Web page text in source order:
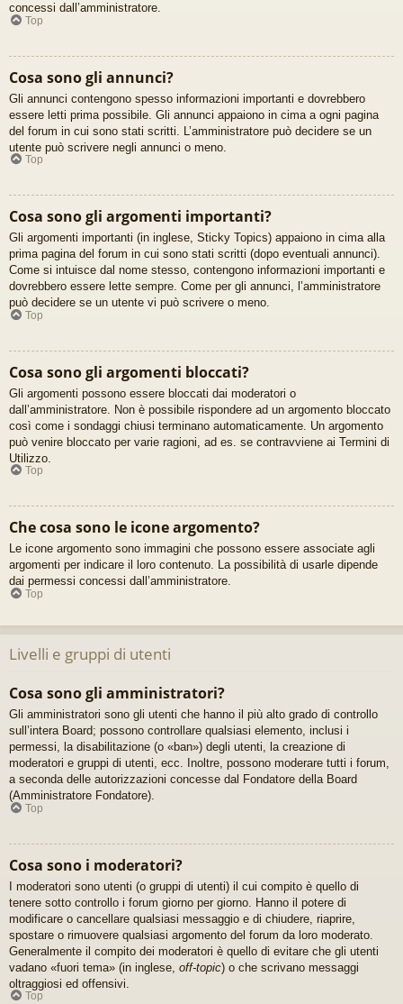
concessi dall’amministratore.
Top
Cosa sono gli annunci?
Gli annunci contengono spesso informazioni importanti e dovrebbero
essere letti prima possibile. Gli annunci appaiono in cima a ogni pagina
del forum in cui sono stati scritti. L’amministratore può decidere se un
utente può scrivere negli annunci o meno.
Top
Cosa sono gli argomenti importanti?
Gli argomenti importanti (in inglese, Sticky Topics) appaiono in cima alla
prima pagina del forum in cui sono stati scritti (dopo eventuali annunci).
Come si intuisce dal nome stesso, contengono informazioni importanti e
dovrebbero essere lette sempre. Come per gli annunci, l’amministratore
può decidere se un utente vi può scrivere o meno.
Top
Cosa sono gli argomenti bloccati?
Gli argomenti possono essere bloccati dai moderatori o
dall’amministratore. Non è possibile rispondere ad un argomento bloccato
così come i sondaggi chiusi terminano automaticamente. Un argomento
può venire bloccato per varie ragioni, ad es. se contravviene ai Termini di
Utilizzo.
Top
Che cosa sono le icone argomento?
Le icone argomento sono immagini che possono essere associate agli
argomenti per indicare il loro contenuto. La possibilità di usarle dipende
dai permessi concessi dall’amministratore.
Top
Livelli e gruppi di utenti
Cosa sono gli amministratori?
Gli amministratori sono gli utenti che hanno il più alto grado di controllo
sull’intera Board; possono controllare qualsiasi elemento, inclusi i
permessi, la disabilitazione (o «ban») degli utenti, la creazione di
moderatori e gruppi di utenti, ecc. Inoltre, possono moderare tutti i forum,
a seconda delle autorizzazioni concesse dal Fondatore della Board
(Amministratore Fondatore).
Top
Cosa sono i moderatori?
I moderatori sono utenti (o gruppi di utenti) il cui compito è quello di
tenere sotto controllo i forum giorno per giorno. Hanno il potere di
modificare o cancellare qualsiasi messaggio e di chiudere, riaprire,
spostare o rimuovere qualsiasi argomento del forum da loro moderato.
Generalmente il compito dei moderatori è quello di evitare che gli utenti
vadano «fuori tema» (in inglese, off-topic) o che scrivano messaggi
oltraggiosi ed offensivi.
Top